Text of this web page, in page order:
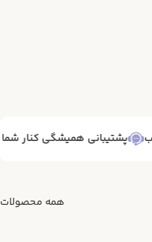
پشتیبانی همیشگی کنار شما 7/24
همه محصولات